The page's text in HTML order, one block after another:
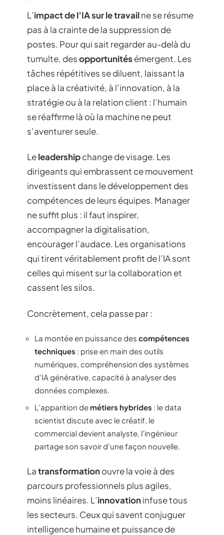
L’impact de l’IA sur le travailne se résume
pas à la crainte de la suppression de
postes. Pour qui sait regarder au-delà du
tumulte, desopportunités émergent. Les
tâches répétitives se diluent, laissant la
place à la créativité, à l’innovation, à la
stratégie ou à la relation client : l’humain
se réaffirme là où la machine ne peut
s’aventurer seule.
Leleadershipchange de visage. Les
dirigeants qui embrassent ce mouvement
investissent dans le développement des
compétences de leurs équipes. Manager
ne suffit plus : il faut inspirer,
accompagner la digitalisation,
encourager l’audace. Les organisations
qui tirent véritablement profit de l’IA sont
celles qui misent sur la collaboration et
cassent les silos.
Concrètement, cela passe par :
La montée en puissance des compétences
techniques : prise en main des outils
numériques, compréhension des systèmes
d’IA générative, capacité à analyser des
données complexes.
L’apparition de métiers hybrides : le data
scientist discute avec le créatif, le
commercial devient analyste, l’ingénieur
partage son savoir d’une façon nouvelle.
Latransformationouvre la voie à des
parcours professionnels plus agiles,
moins linéaires. L’innovationinfuse tous
les secteurs. Ceux qui savent conjuguer
intelligence humaine et puissance de